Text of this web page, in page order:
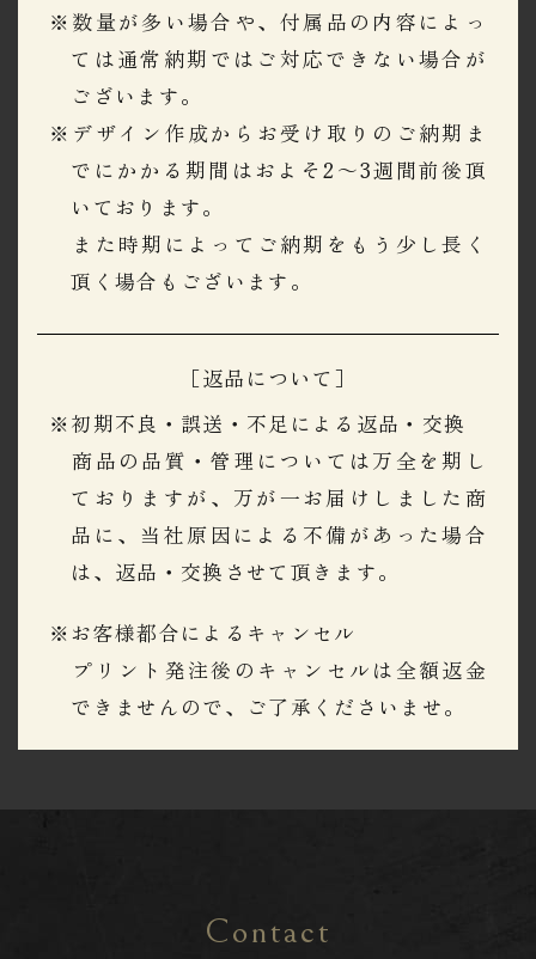
※数量が多い場合や、付属品の内容によっ
ては通常納期ではご対応できない場合が
ございます。
※デザイン作成からお受け取りのご納期ま
でにかかる期間はおよそ2～3週間前後頂
いております。
​​​​​​​また時期によってご納期をもう少し長く
頂く場合もございます。
［返品について］
※初期不良・誤送・不足による返品・交換
​​​​​​​商品の品質・管理については万全を期し
ておりますが、万が一お届けしました商
品に、当社原因による不備があった場合
は、返品・交換させて頂きます。
※お客様都合によるキャンセル
​​​​​​​プリント発注後のキャンセルは全額返金
できませんので、ご了承くださいませ。
Contact